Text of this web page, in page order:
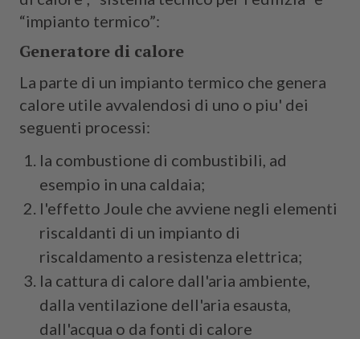
“impianto termico”:
Generatore di calore
La parte di un impianto termico che genera
calore utile avvalendosi di uno o piu' dei
seguenti processi:
la combustione di combustibili, ad
esempio in una caldaia;
l'effetto Joule che avviene negli elementi
riscaldanti di un impianto di
riscaldamento a resistenza elettrica;
la cattura di calore dall'aria ambiente,
dalla ventilazione dell'aria esausta,
dall'acqua o da fonti di calore